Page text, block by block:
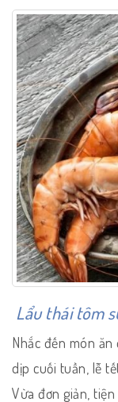
Lẩu thái tôm
Nhắc đến món
dịp cuối tuần, lễ
Vừa đơn giản,